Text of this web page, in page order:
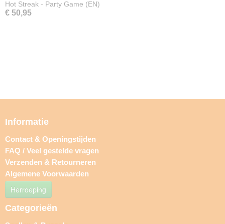
Hot Streak - Party Game (EN)
€ 50,95
Informatie
Contact & Openingstijden
FAQ / Veel gestelde vragen
Verzenden & Retourneren
Algemene Voorwaarden
Herroeping
Categorieën